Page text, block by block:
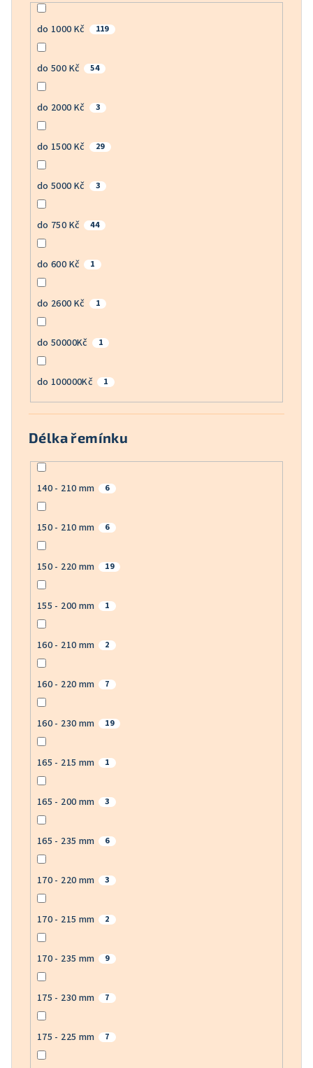
do 1000 Kč 119
do 500 Kč 54
do 2000 Kč 3
do 1500 Kč 29
do 5000 Kč 3
do 750 Kč 44
do 600 Kč 1
do 2600 Kč 1
do 50000Kč 1
do 100000Kč 1
Délka řemínku
140 - 210 mm 6
150 - 210 mm 6
150 - 220 mm 19
155 - 200 mm 1
160 - 210 mm 2
160 - 220 mm 7
160 - 230 mm 19
165 - 215 mm 1
165 - 200 mm 3
165 - 235 mm 6
170 - 220 mm 3
170 - 215 mm 2
170 - 235 mm 9
175 - 230 mm 7
175 - 225 mm 7